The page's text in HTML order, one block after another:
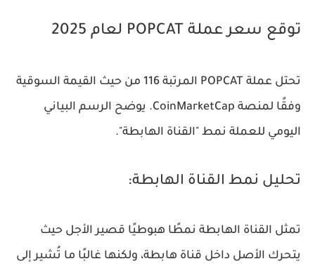
توقع سعر عملة POPCAT لعام 2025
تحتل عملة POPCAT المرتبة 116 من حيث القيمة السوقية
وفقًا لمنصة CoinMarketCap. يوضح الرسم البياني
اليومي للعملة نمط "القناة الهابطة".
تحليل نمط القناة الهابطة:
تمثل القناة الهابطة نمطًا هبوطيًا قصير الأجل حيث
يتحرك الأصل داخل قناة هابطة، ولكنها غالبًا ما تُشير إلى